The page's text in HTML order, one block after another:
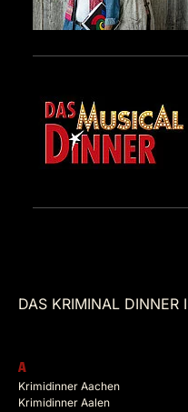
DAS KRIMINAL DINNER
A
Krimidinner Aachen
Krimidinner Aalen